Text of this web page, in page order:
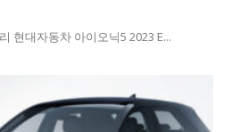
현대자동차 아이오닉5 2023 E...